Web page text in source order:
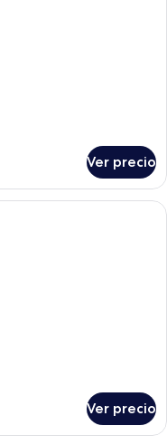
Ver precio
de hotel con una cama,
Ver precio